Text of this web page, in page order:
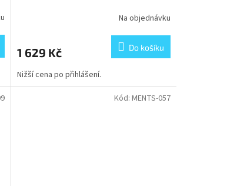
Na objednávku
1 629 Kč Do košíku
Nižší cena po přihlášení.
Kód: MENTS-057